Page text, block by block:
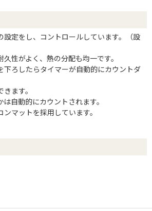
定をし、コントロールしています。（設
性がよく、熱の分配も均一です。
ろしたらタイマーが自動的にカウントダ
ます。
自動的にカウントされます。
マットを採用しています。